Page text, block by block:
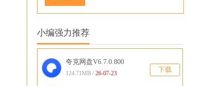
小编强力推荐
下载
夸克网盘V6.7.0.800
124.71MB / 26-07-23